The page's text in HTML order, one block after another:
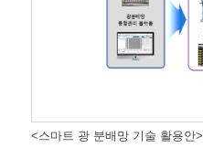
<스마트 광 분배망 기술 활용안>